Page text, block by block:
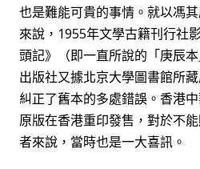
也是難能可貴的事情。就以馮
來說， 1955年文學古籍刊行社
頭記》（即一直所說的「庚辰本
出版社又據北京大學圖書館所
糾正了舊本的多處錯誤。香港
原版在香港重印發售，對於不
者來說，當時也是一大喜訊。